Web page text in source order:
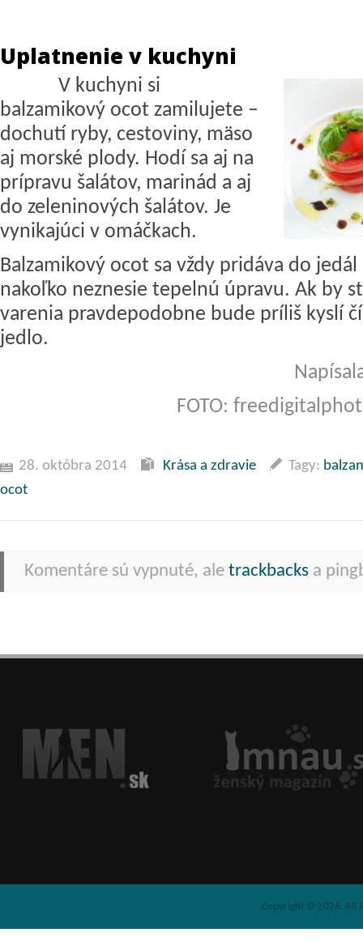
Uplatnenie v kuchyni
V kuchyni si
balzamikový ocot zamilujete –
dochutí ryby, cestoviny, mäso
aj morské plody. Hodí sa aj na
prípravu šalátov, marinád a aj
do zeleninových šalátov. Je
vynikajúci v omáčkach.
Balzamikový ocot sa vždy pridáva do
nakoľko neznesie tepelnú úpravu. Ak by
varenia pravdepodobne bude príliš kyslí
jedlo.
FOTO:
28. októbra 2014 Krása a zdravie Tagy:
ocot
Komentáre sú vypnuté, ale trackbacks a
Copyright © 2026. All